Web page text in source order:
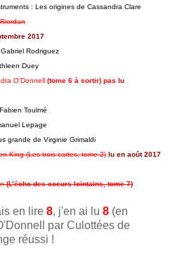
: Les origines de Cassandra Clare
2017
Rodriguez
Duey
O'Donnell (tome 6 à sortir) pas lu
Toulmé
Lepage
grande de Virginie Grimaldi
King (Les trois cartes, tome 2) lu en août 2017
(L’écho des coeurs lointains, tome 7)
en lire 8, j'en ai lu 8 (en
par Culottées de
réussi !